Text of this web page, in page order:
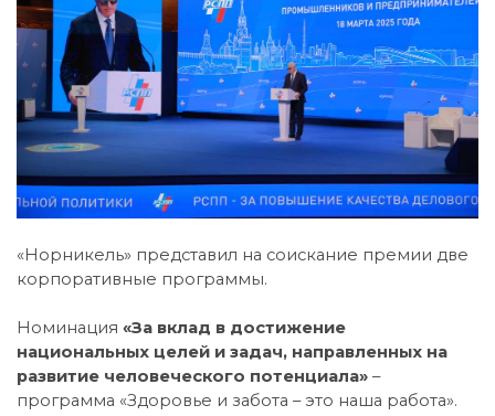
«Норникель» представил на соискание премии две
корпоративные программы.
Номинация «За вклад в достижение
национальных целей и задач, направленных на
развитие человеческого потенциала» –
программа «Здоровье и забота – это наша работа».